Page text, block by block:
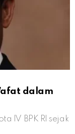
dalam
IV BPK RI sejak